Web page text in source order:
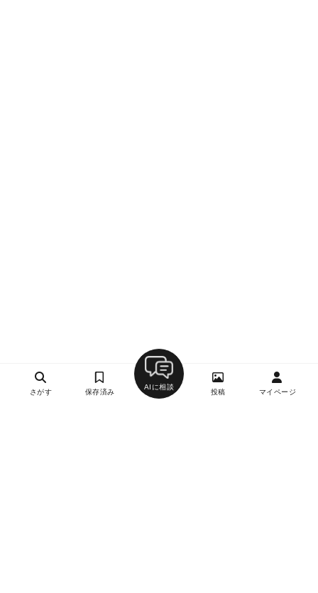
さがす 保存済み
AIに相談
投稿 マイページ